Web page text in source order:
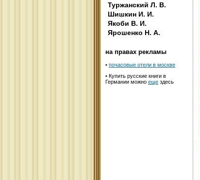
Туржанский Л. В.
Шишкин И. И.
Якоби В. И.
Ярошенко Н. А.
на правах рекламы
• почасовые отели в москве
• Купить русские книги в
Германии можно еще здесь